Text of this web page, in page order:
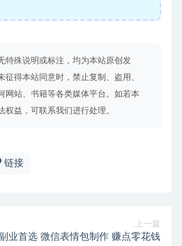
特殊说明或标注，均为本站原创发
征得本站同意时，禁止复制、盗用、
网站、书籍等各类媒体平台。如若本
权益，可联系我们进行处理。
链接
上一篇
业首选 微信表情包制作 赚点零花钱